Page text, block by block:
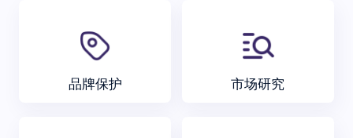
品牌保护 市场研究